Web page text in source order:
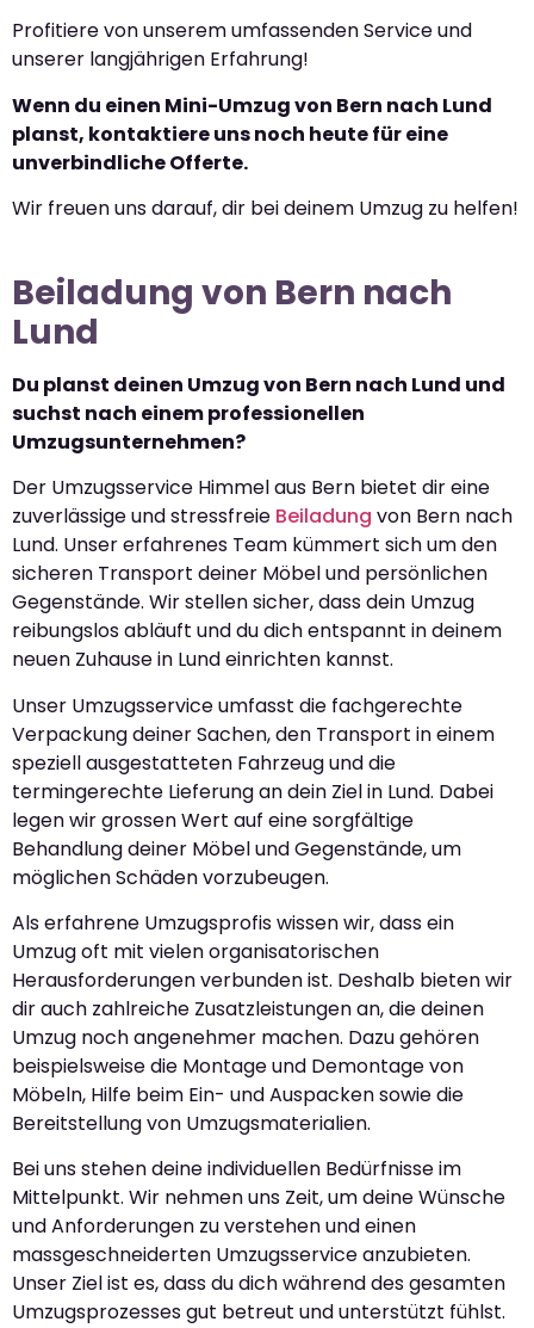
Profitiere von unserem umfassenden Service und
unserer langjährigen Erfahrung!
Wenn du einen Mini-Umzug von Bern nach Lund
planst, kontaktiere uns noch heute für eine
unverbindliche Offerte.
Wir freuen uns darauf, dir bei deinem Umzug zu helfen!
Beiladung von Bern nach
Lund
Du planst deinen Umzug von Bern nach Lund und
suchst nach einem professionellen
Umzugsunternehmen?
Der Umzugsservice Himmel aus Bern bietet dir eine
zuverlässige und stressfreie Beiladung von Bern nach
Lund. Unser erfahrenes Team kümmert sich um den
sicheren Transport deiner Möbel und persönlichen
Gegenstände. Wir stellen sicher, dass dein Umzug
reibungslos abläuft und du dich entspannt in deinem
neuen Zuhause in Lund einrichten kannst.
Unser Umzugsservice umfasst die fachgerechte
Verpackung deiner Sachen, den Transport in einem
speziell ausgestatteten Fahrzeug und die
termingerechte Lieferung an dein Ziel in Lund. Dabei
legen wir grossen Wert auf eine sorgfältige
Behandlung deiner Möbel und Gegenstände, um
möglichen Schäden vorzubeugen.
Als erfahrene Umzugsprofis wissen wir, dass ein
Umzug oft mit vielen organisatorischen
Herausforderungen verbunden ist. Deshalb bieten wir
dir auch zahlreiche Zusatzleistungen an, die deinen
Umzug noch angenehmer machen. Dazu gehören
beispielsweise die Montage und Demontage von
Möbeln, Hilfe beim Ein- und Auspacken sowie die
Bereitstellung von Umzugsmaterialien.
Bei uns stehen deine individuellen Bedürfnisse im
Mittelpunkt. Wir nehmen uns Zeit, um deine Wünsche
und Anforderungen zu verstehen und einen
massgeschneiderten Umzugsservice anzubieten.
Unser Ziel ist es, dass du dich während des gesamten
Umzugsprozesses gut betreut und unterstützt fühlst.